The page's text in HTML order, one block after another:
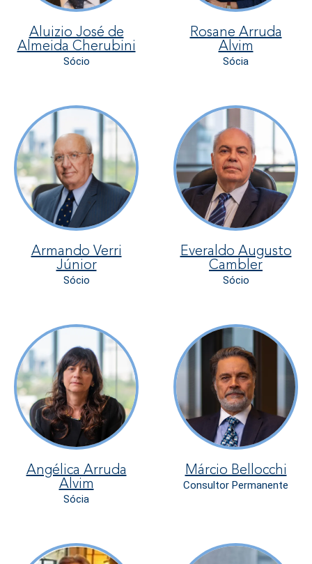
Aluizio José de
Almeida Cherubini
Sócio
Rosane Arruda
Alvim
Sócia
Armando Verri
Júnior
Sócio
Everaldo Augusto
Cambler
Sócio
Angélica Arruda
Alvim
Sócia
Márcio Bellocchi
Consultor Permanente